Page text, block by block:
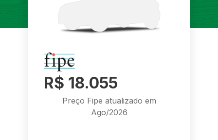
R$ 18.055
Preço Fipe atualizado em
Ago/2026